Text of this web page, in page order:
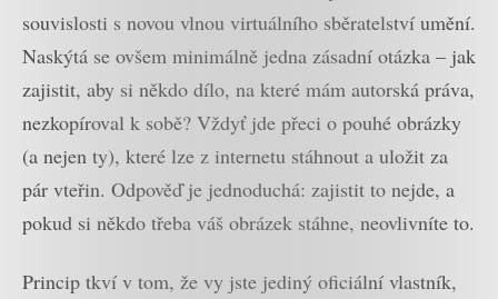
souvislosti s novou vlnou virtuálního sběratelství umění.
Naskýtá se ovšem minimálně jedna zásadní otázka – jak
zajistit, aby si někdo dílo, na které mám autorská práva,
nezkopíroval k sobě? Vždyť jde přeci o pouhé obrázky
(a nejen ty), které lze z internetu stáhnout a uložit za
pár vteřin. Odpověď je jednoduchá: zajistit to nejde, a
pokud si někdo třeba váš obrázek stáhne, neovlivníte to.
Princip tkví v tom, že vy jste jediný oficiální vlastník,